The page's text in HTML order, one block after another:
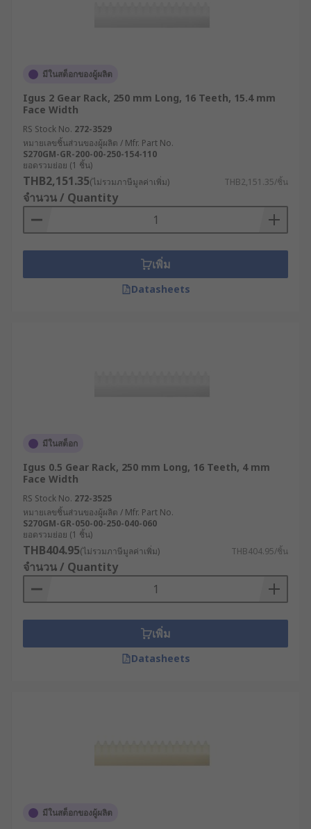
มีในสต็อกของผู้ผลิต
Igus 2 Gear Rack, 250 mm Long, 16 Teeth, 15.4 mm
Face Width
RS Stock No. 272-3529
หมายเลขชิ้นส่วนของผู้ผลิต / Mfr. Part No.
S270GM-GR-200-00-250-154-110
ยอดรวมย่อย (1 ชิ้น)
THB2,151.35(ไม่รวมภาษีมูลค่าเพิ่ม) THB2,151.35/ชิ้น
จำนวน / Quantity
เพิ่ม
Datasheets
มีในสต็อก
Igus 0.5 Gear Rack, 250 mm Long, 16 Teeth, 4 mm
Face Width
RS Stock No. 272-3525
หมายเลขชิ้นส่วนของผู้ผลิต / Mfr. Part No.
S270GM-GR-050-00-250-040-060
ยอดรวมย่อย (1 ชิ้น)
THB404.95(ไม่รวมภาษีมูลค่าเพิ่ม) THB404.95/ชิ้น
จำนวน / Quantity
เพิ่ม
Datasheets
มีในสต็อกของผู้ผลิต